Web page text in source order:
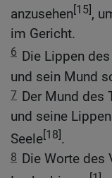
anzusehen[15],
im Gericht.
6 Die Lippen
und sein Mund
7 Der Mund des
und seine
Seele[18].
8 Die Worte des